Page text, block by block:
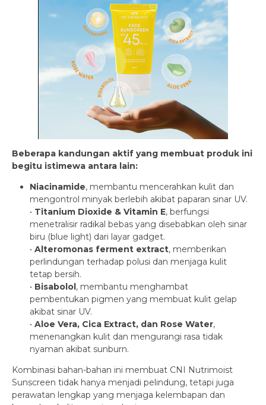
Beberapa kandungan aktif yang membuat produk ini
begitu istimewa antara lain:
Niacinamide, membantu mencerahkan kulit dan
mengontrol minyak berlebih akibat paparan sinar UV.
• Titanium Dioxide & Vitamin E, berfungsi
menetralisir radikal bebas yang disebabkan oleh sinar
biru (blue light) dari layar gadget.
• Alteromonas ferment extract, memberikan
perlindungan terhadap polusi dan menjaga kulit
tetap bersih.
• Bisabolol, membantu menghambat
pembentukan pigmen yang membuat kulit gelap
akibat sinar UV.
• Aloe Vera, Cica Extract, dan Rose Water,
menenangkan kulit dan mengurangi rasa tidak
nyaman akibat sunburn.
Kombinasi bahan-bahan ini membuat CNI Nutrimoist
Sunscreen tidak hanya menjadi pelindung, tetapi juga
perawatan lengkap yang menjaga kelembapan dan